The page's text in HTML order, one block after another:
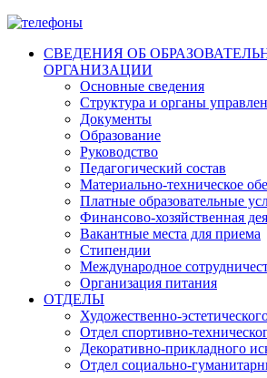
СВЕДЕНИЯ ОБ
ОРГАНИЗАЦИИ
Основные сведения
Структура и органы
Документы
Образование
Руководство
Педагогический состав
Материально-техническое
Платные образовательные
Финансово-хозяйственная
Вакантные места для приема
Стипендии
Международное
Организация питания
ОТДЕЛЫ
Художественно-
Отдел спортивно-
Декоративно-прикладного
Отдел социально-